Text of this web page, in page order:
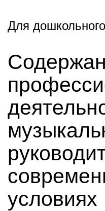
Для
условиях